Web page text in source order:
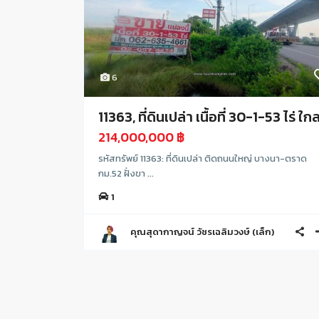
6
11363, ที่ดินเปล่า เนื้อที่ 30-1-53 ไร่ ใก
214,000,000 ฿
รหัสทรัพย์ 11363: ที่ดินเปล่า ติดถนนใหญ่ บางนา-ตราด
กม.52 ฝั่งขา ...
1
คุณสุดากาญจน์ วัชรเฉลิมวงษ์ (เล็ก)